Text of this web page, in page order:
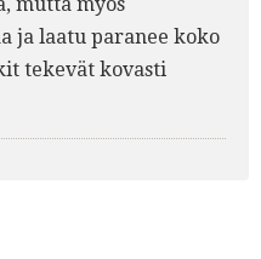
ja laatu paranee koko
tekevät kovasti